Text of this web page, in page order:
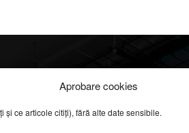
Aprobare cookies
și ce articole citiți), fără alte date sensibile.
Info
DESPRE NOI